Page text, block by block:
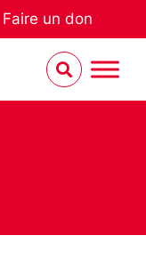
Faire un don